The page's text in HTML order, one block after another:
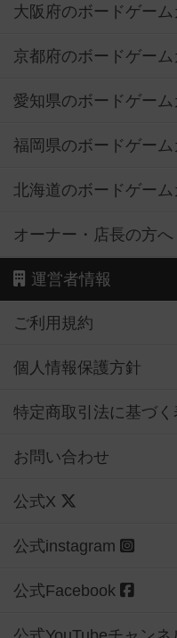
大阪府のボードゲーム
京都府のボードゲーム
愛知県のボードゲーム
福岡県のボードゲーム
北海道のボードゲーム
オーナー・店長の方へ
運営者情報
ご利用規約
個人情報保護方針
特定商取引法に基づく
お問い合わせ
公式X
公式instagram
公式Facebook